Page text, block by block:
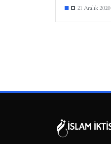
21 Aralık 2020